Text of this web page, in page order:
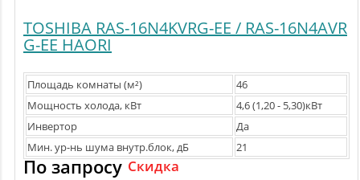
TOSHIBA RAS-16N4KVRG-EE / RAS-16N4AVR
G-EE HAORI
Площадь комнаты (м²)
46
Мощность холода, кВт
4,6 (1,20 - 5,30)кВт
Инвертор
Да
Мин. ур-нь шума внутр.блок, дБ
21
По запросу Скидка